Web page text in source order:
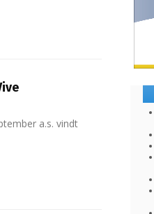
a.s. vindt